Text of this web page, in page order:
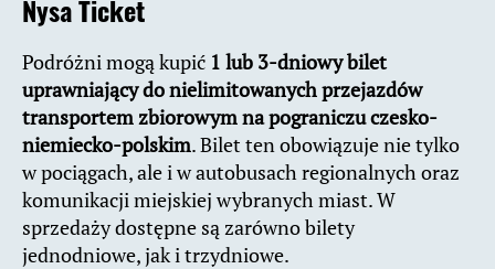
Nysa Ticket
Podróżni mogą kupić 1 lub 3-dniowy bilet
uprawniający do nielimitowanych przejazdów
transportem zbiorowym na pograniczu czesko-
niemiecko-polskim. Bilet ten obowiązuje nie tylko
w pociągach, ale i w autobusach regionalnych oraz
komunikacji miejskiej wybranych miast. W
sprzedaży dostępne są zarówno bilety
jednodniowe, jak i trzydniowe.